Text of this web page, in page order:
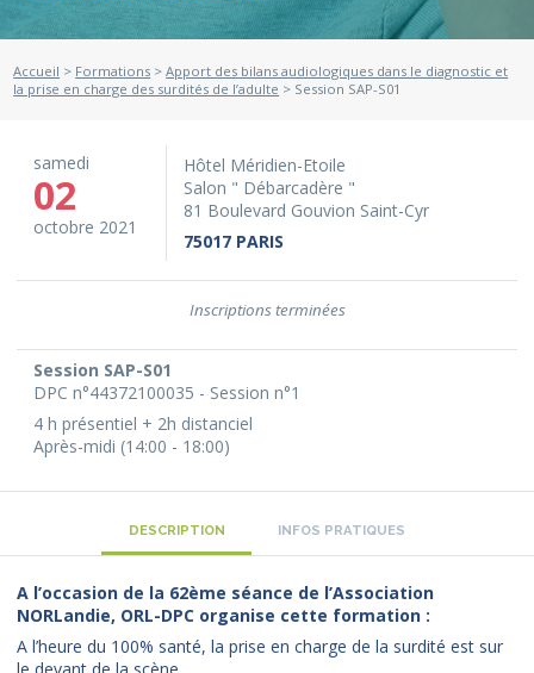
Accueil > Formations >Apport des bilans audiologiques dans le diagnostic et
la prise en charge des surdités de l’adulte > Session SAP-S01
samedi
02
octobre 2021
Hôtel Méridien-Etoile
Salon " Débarcadère "
81 Boulevard Gouvion Saint-Cyr
75017 PARIS
Session SAP-S01
DPC n°44372100035 - Session n°1
4 h présentiel + 2h distanciel
Après-midi (14:00 - 18:00)
Inscriptions terminées
DESCRIPTION INFOS PRATIQUES
A l’occasion de la 62ème séance de l’Association
NORLandie, ORL-DPC organise cette formation :
A l’heure du 100% santé, la prise en charge de la surdité est sur